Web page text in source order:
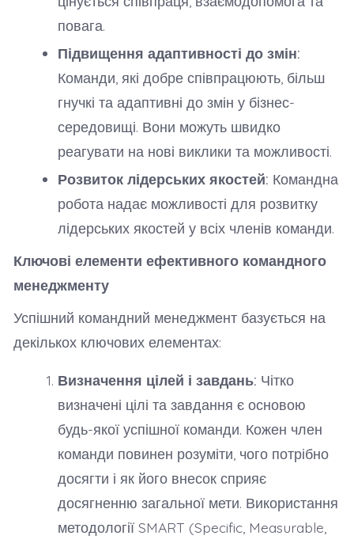
повага.
Підвищення адаптивності до змін:
Команди, які добре співпрацюють, більш
гнучкі та адаптивні до змін у бізнес-
середовищі. Вони можуть швидко
реагувати на нові виклики та можливості.
Розвиток лідерських якостей: Командна
робота надає можливості для розвитку
лідерських якостей у всіх членів команди.
Ключові елементи ефективного командного
менеджменту
Успішний командний менеджмент базується на
декількох ключових елементах:
Визначення цілей і завдань: Чітко
визначені цілі та завдання є основою
будь-якої успішної команди. Кожен член
команди повинен розуміти, чого потрібно
досягти і як його внесок сприяє
досягненню загальної мети. Використання
методології SMART (Specific, Measurable,